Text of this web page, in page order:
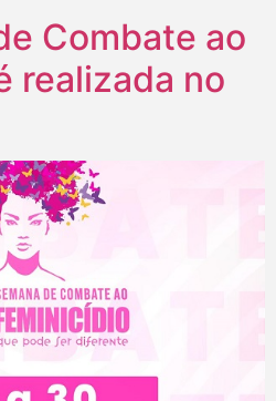
Combate ao
realizada no